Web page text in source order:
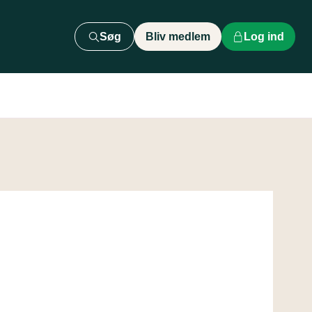
Søg Bliv medlem Log ind